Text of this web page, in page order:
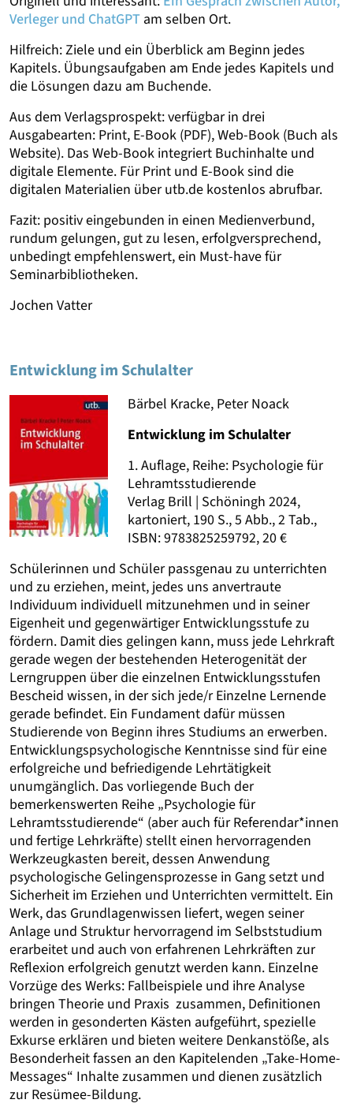
Verleger und ChatGPT am selben Ort.
Hilfreich: Ziele und ein Überblick am Beginn jedes
Kapitels. Übungsaufgaben am Ende jedes Kapitels und
die Lösungen dazu am Buchende.
Aus dem Verlagsprospekt: verfügbar in drei
Ausgabearten: Print, E-Book (PDF), Web-Book (Buch als
Website). Das Web-Book integriert Buchinhalte und
digitale Elemente. Für Print und E-Book sind die
digitalen Materialien über utb.de kostenlos abrufbar.
Fazit: positiv eingebunden in einen Medienverbund,
rundum gelungen, gut zu lesen, erfolgversprechend,
unbedingt empfehlenswert, ein Must-have für
Seminarbibliotheken.
Jochen Vatter
Entwicklung im Schulalter
Bärbel Kracke, Peter Noack
Entwicklung im Schulalter
1. Auflage, Reihe: Psychologie für
Lehramtsstudierende
Verlag Brill | Schöningh 2024,
kartoniert, 190 S., 5 Abb., 2 Tab.,
ISBN: 9783825259792, 20 €
Schülerinnen und Schüler passgenau zu unterrichten
und zu erziehen, meint, jedes uns anvertraute
Individuum individuell mitzunehmen und in seiner
Eigenheit und gegenwärtiger Entwicklungsstufe zu
fördern. Damit dies gelingen kann, muss jede Lehrkraft
gerade wegen der bestehenden Heterogenität der
Lerngruppen über die einzelnen Entwicklungsstufen
Bescheid wissen, in der sich jede/r Einzelne Lernende
gerade befindet. Ein Fundament dafür müssen
Studierende von Beginn ihres Studiums an erwerben.
Entwicklungspsychologische Kenntnisse sind für eine
erfolgreiche und befriedigende Lehrtätigkeit
unumgänglich. Das vorliegende Buch der
bemerkenswerten Reihe „Psychologie für
Lehramtsstudierende“ (aber auch für Referendar*innen
und fertige Lehrkräfte) stellt einen hervorragenden
Werkzeugkasten bereit, dessen Anwendung
psychologische Gelingensprozesse in Gang setzt und
Sicherheit im Erziehen und Unterrichten vermittelt. Ein
Werk, das Grundlagenwissen liefert, wegen seiner
Anlage und Struktur hervorragend im Selbststudium
erarbeitet und auch von erfahrenen Lehrkräften zur
Reflexion erfolgreich genutzt werden kann. Einzelne
Vorzüge des Werks: Fallbeispiele und ihre Analyse
bringen Theorie und Praxis zusammen, Definitionen
werden in gesonderten Kästen aufgeführt, spezielle
Exkurse erklären und bieten weitere Denkanstöße, als
Besonderheit fassen an den Kapitelenden „Take-Home-
Messages“ Inhalte zusammen und dienen zusätzlich
zur Resümee-Bildung.